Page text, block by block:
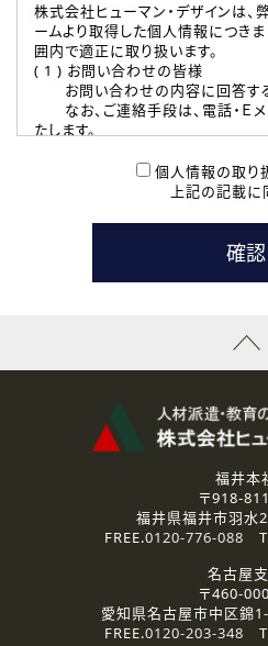
株式会社ヒューマン・デザインは
ームより取得した個人情報につき
囲内で適正に取り扱います。
( 1 ) お問い合わせの皆様
お問い合わせの内容に回答する
なお、ご連絡手段は、電話・Ｅ
たします。
本登録に関するご連絡および本
たします。
( 3 ) スタッフ派遣を検討されてい
お問い合わせの内容に回答する
なお、ご連絡手段は、電話・Ｅ
資料送付、受講相談に関するご
その他、お問い合わせの内容に
なお、ご連絡手段は、電話・Ｅ
2.個人情報の第三者提供
ご提供いただいた個人情報は、法
3.個人情報の取り扱いの委託
弊社の定める個人情報保護の評価
人情報を委託する場合があります。
個人情報の取り
上記の記載に
福井本
〒918-
福井県福井市羽水
FREE.0120-776-088
名古屋
〒460-
愛知県名古屋市中区錦
FREE.0120-203-348